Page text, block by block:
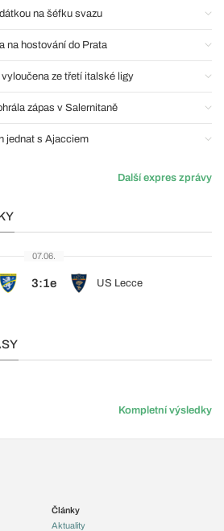
na šéfku svazu
na hostování do Prata
ze třetí italské ligy
zápas v Salernitaně
jednat s Ajacciem
Další expres zprávy
07.06.
3:1e US Lecce
Kompletní výsledky
Články
Aktuality